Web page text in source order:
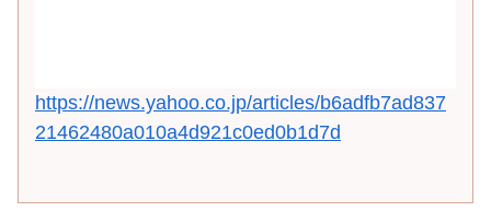
https://news.yahoo.co.jp/articles/b6adfb7ad837
21462480a010a4d921c0ed0b1d7d